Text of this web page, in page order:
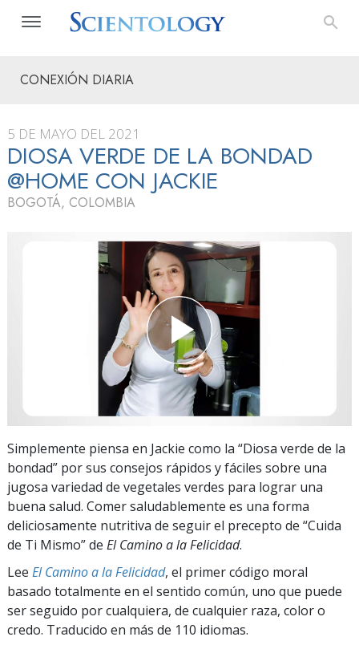
CONEXIÓN DIARIA
5 DE MAYO DEL 2021
DIOSA VERDE DE LA BONDAD
@HOME CON JACKIE
BOGOTÁ, COLOMBIA
Simplemente piensa en Jackie como la “Diosa verde de la
bondad” por sus consejos rápidos y fáciles sobre una
jugosa variedad de vegetales verdes para lograr una
buena salud. Comer saludablemente es una forma
deliciosamente nutritiva de seguir el precepto de “Cuida
de Ti Mismo” de El Camino a la Felicidad.
Lee El Camino a la Felicidad, el primer código moral
basado totalmente en el sentido común, uno que puede
ser seguido por cualquiera, de cualquier raza, color o
credo. Traducido en más de 110 idiomas.